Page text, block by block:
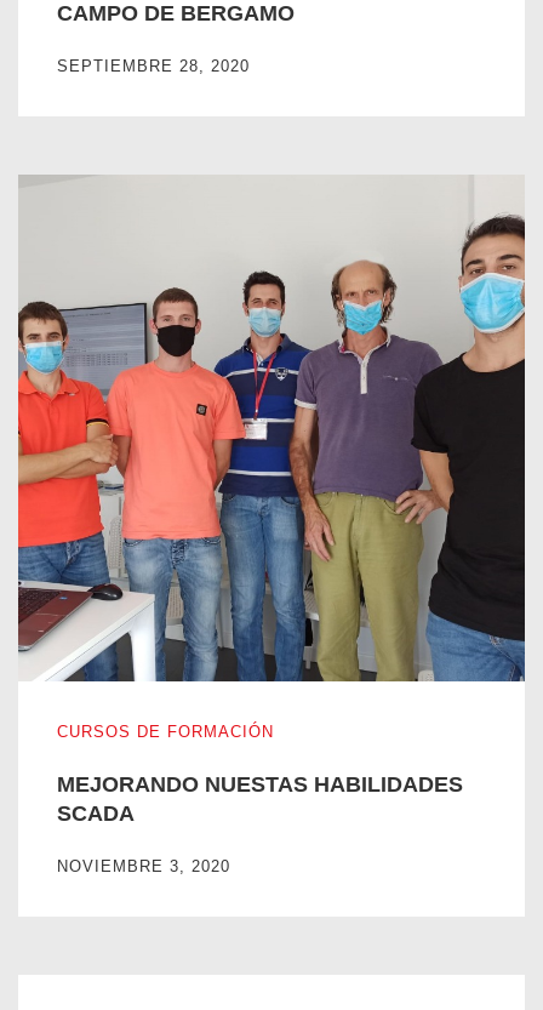
CAMPO DE BERGAMO
SEPTIEMBRE 28, 2020
CURSOS DE FORMACIÓN
MEJORANDO NUESTAS HABILIDADES
SCADA
NOVIEMBRE 3, 2020